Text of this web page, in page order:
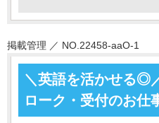
掲載管理 ／ NO.22458-aaO-1
＼英語を活かせる◎
ローク・受付のお仕